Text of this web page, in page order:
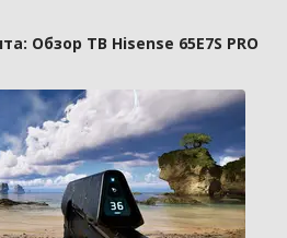
Обзор ТВ Hisense 65E7S PRO